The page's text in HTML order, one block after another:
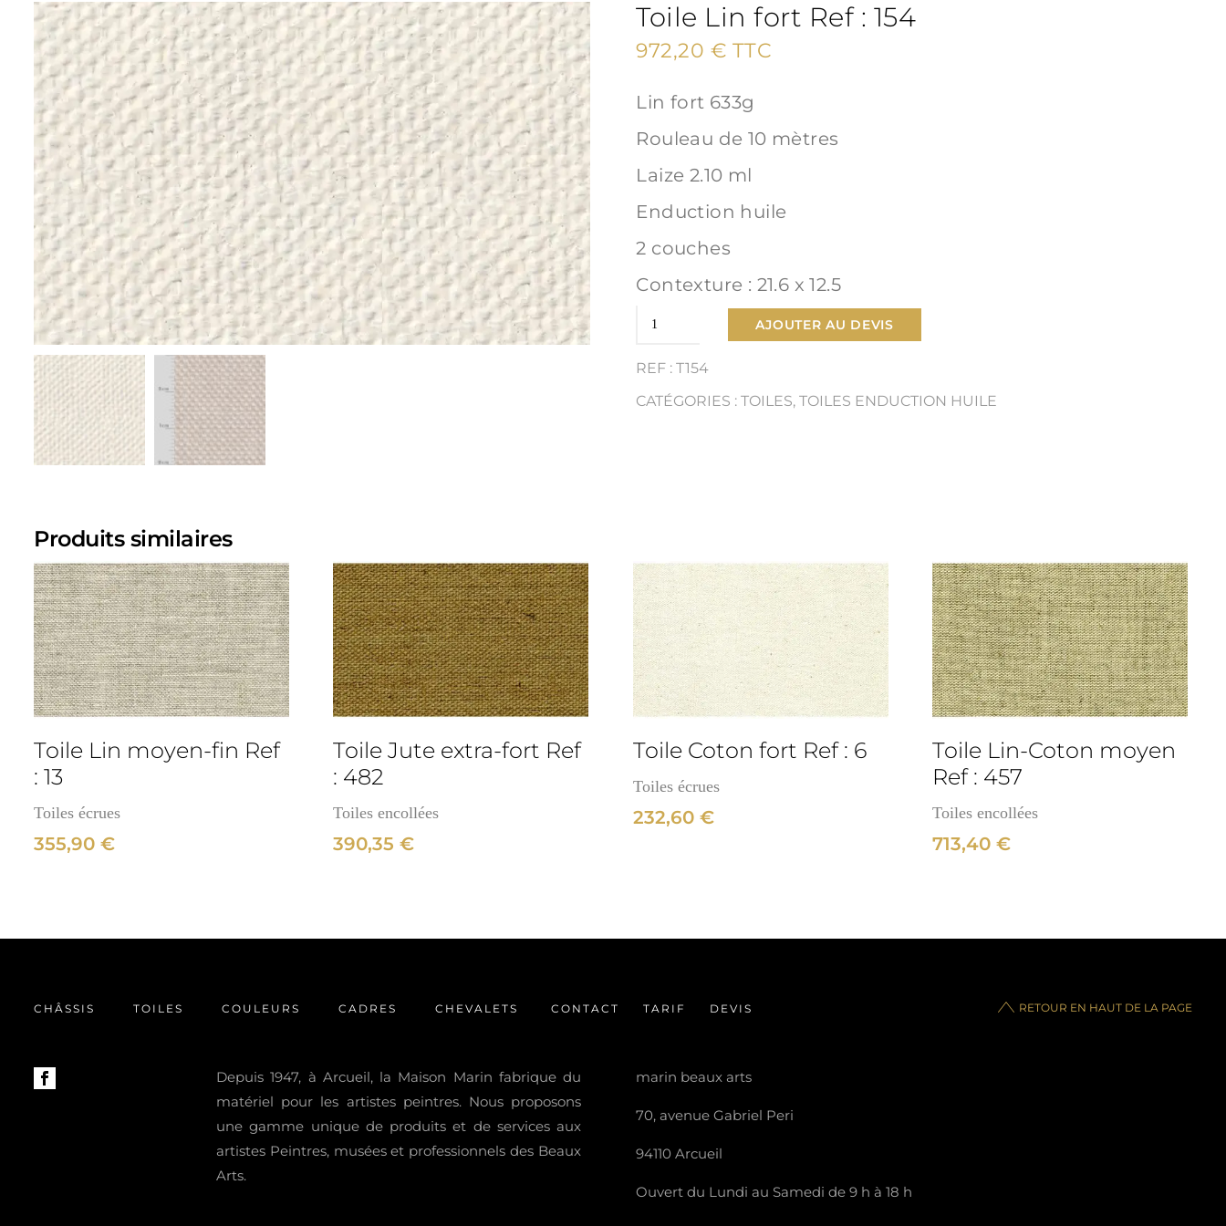
Toile Lin fort Ref : 154
972,20 € TTC
Lin fort 633g
Rouleau de 10 mètres
Laize 2.10 ml
Enduction huile
2 couches
Contexture : 21.6 x 12.5
quantité
de
Toile
154
AJOUTER AU DEVIS
REF : T154
CATÉGORIES :TOILES,TOILES ENDUCTION HUILE
Produits similaires
Toile Lin moyen-fin Ref
: 13
Toiles écrues
355,90 €
3cm
Toile Jute extra-fort Ref
: 482
Toiles encollées
390,35€
Toile Coton fort Ref : 6
Toiles écrues
232,60 €
3cm
Toile Lin-Coton moyen
Ref : 457
Toiles encollées
713,40 €
CHÂSSIS TOILES COULEURS CADRES CHEVALETS CONTACT TARIF DEVIS RETOUR EN HAUT DE LA PAGE
Depuis 1947, à Arcueil, la Maison Marin fabrique du
matériel pour les artistes peintres. Nous proposons
une gamme unique de produits et de services aux
artistes Peintres, musées et professionnels des Beaux
Arts.
marin beaux arts
70, avenue Gabriel Peri
94110 Arcueil
Ouvert du Lundi au Samedi de 9 h à 18 h